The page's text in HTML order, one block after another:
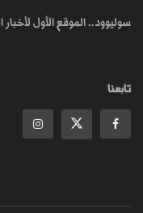
سوليوود.. الموقع الأول لأخبار
تابعنا